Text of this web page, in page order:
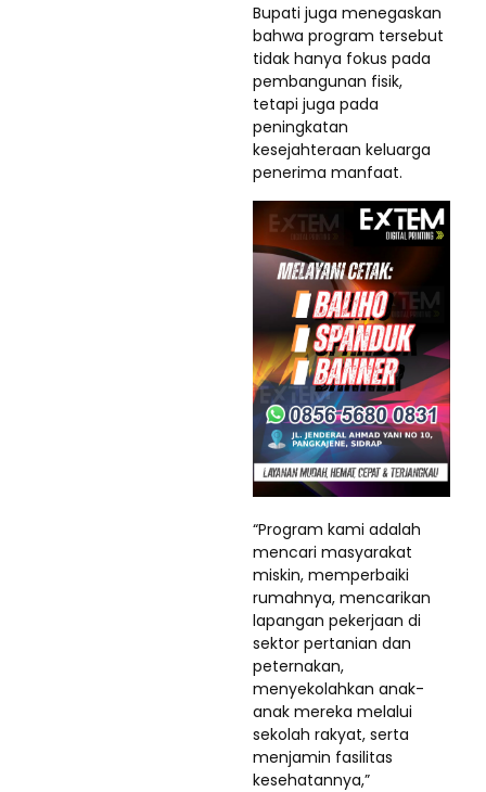
Bupati juga menegaskan
bahwa program tersebut
tidak hanya fokus pada
pembangunan fisik,
tetapi juga pada
peningkatan
kesejahteraan keluarga
penerima manfaat.
“Program kami adalah
mencari masyarakat
miskin, memperbaiki
rumahnya, mencarikan
lapangan pekerjaan di
sektor pertanian dan
peternakan,
menyekolahkan anak-
anak mereka melalui
sekolah rakyat, serta
menjamin fasilitas
kesehatannya,”